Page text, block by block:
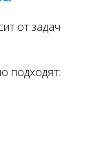
от задач
подходят: